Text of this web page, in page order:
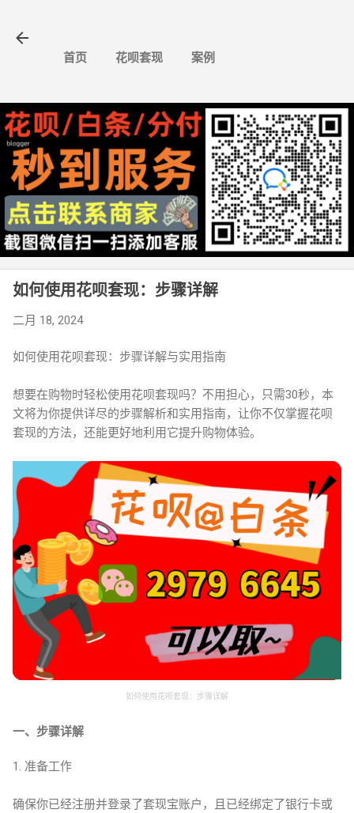
首页 花呗套现 案例
如何使用花呗套现：步骤详解
二月 18, 2024
如何使用花呗套现：步骤详解与实用指南
想要在购物时轻松使用花呗套现吗？不用担心，只需30秒，本
文将为你提供详尽的步骤解析和实用指南，让你不仅掌握花呗
套现的方法，还能更好地利用它提升购物体验。
如何使用花呗套现：步骤详解
一、步骤详解
1. 准备工作
确保你已经注册并登录了套现宝账户，且已经绑定了银行卡或